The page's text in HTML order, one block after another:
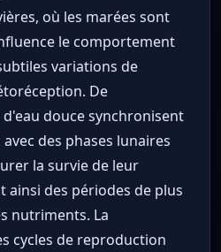
où les marées sont
le comportement
variations de
De
douce synchronisent
des phases lunaires
la survie de leur
des périodes de plus
nutriments. La
cycles de reproduction